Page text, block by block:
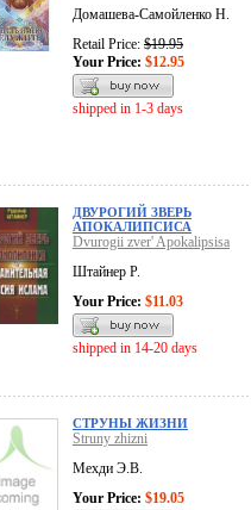
Домашева-Самойленко Н.
Retail Price: $19.95
Your Price: $12.95
shipped in 1-3 days
ДВУРОГИЙ ЗВЕРЬ
АПОКАЛИПСИСА
Dvurogii zver' Apokalipsisa
Штайнер Р.
Your Price: $11.03
shipped in 14-20 days
СТРУНЫ ЖИЗНИ
Struny zhizni
Мехди Э.В.
Your Price: $19.05